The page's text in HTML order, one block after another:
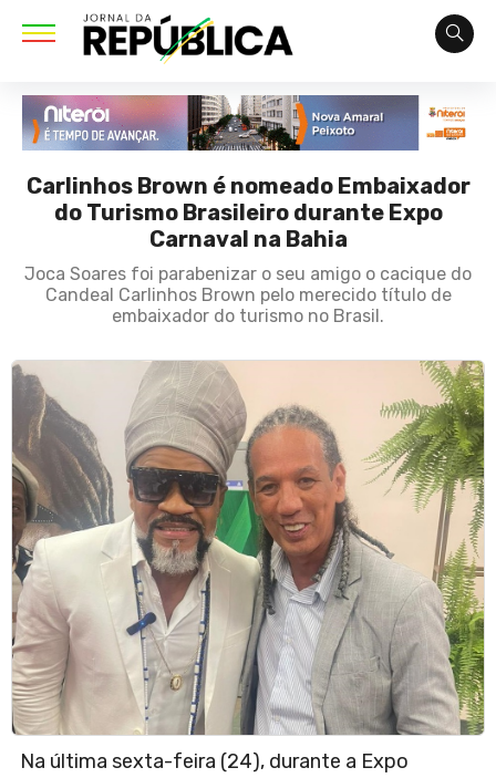
Carlinhos Brown é nomeado Embaixador
do Turismo Brasileiro durante Expo
Carnaval na Bahia
Joca Soares foi parabenizar o seu amigo o cacique do
Candeal Carlinhos Brown pelo merecido título de
embaixador do turismo no Brasil.
Na última sexta-feira (24), durante a Expo